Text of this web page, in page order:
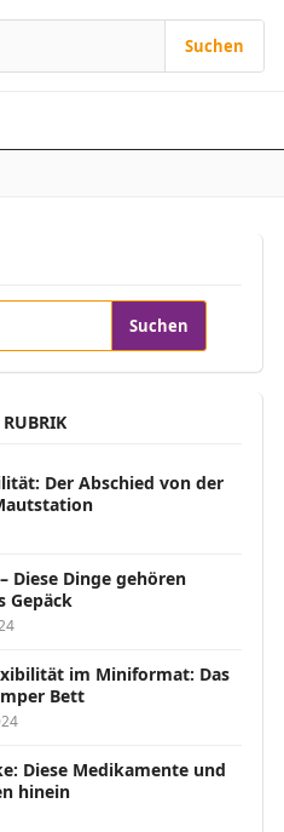
Suchen
Der Abschied von der
Diese Dinge gehören
Gepäck
im Miniformat: Das
Bett
Diese Medikamente und
hinein